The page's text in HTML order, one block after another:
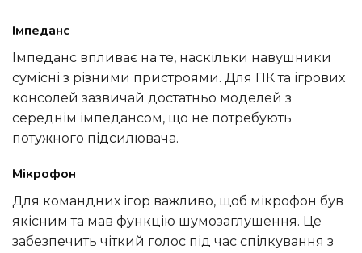
Імпеданс
Імпеданс впливає на те, наскільки навушники
сумісні з різними пристроями. Для ПК та ігрових
консолей зазвичай достатньо моделей з
середнім імпедансом, що не потребують
потужного підсилювача.
Мікрофон
Для командних ігор важливо, щоб мікрофон був
якісним та мав функцію шумозаглушення. Це
забезпечить чіткий голос під час спілкування з